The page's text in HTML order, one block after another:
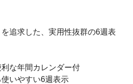
追求した、実用性抜群の6週表
な年間カレンダー付
いやすい6週表示